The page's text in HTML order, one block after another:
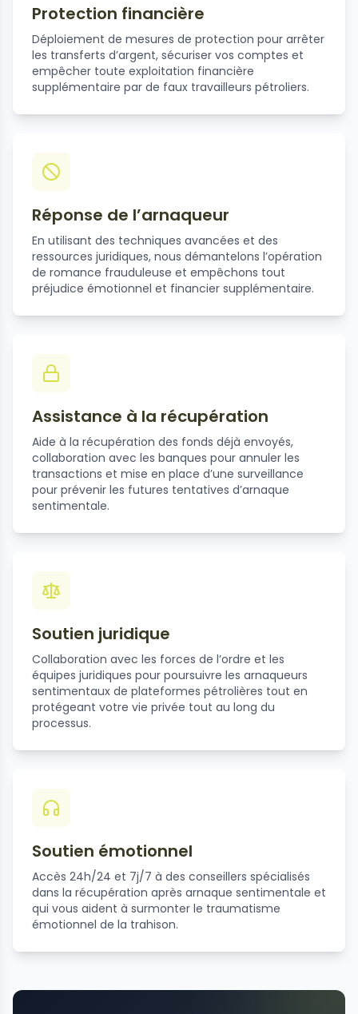
Protection financière
Déploiement de mesures de protection pour arrêter
les transferts d’argent, sécuriser vos comptes et
empêcher toute exploitation financière
supplémentaire par de faux travailleurs pétroliers.
Réponse de l’arnaqueur
En utilisant des techniques avancées et des
ressources juridiques, nous démantelons l’opération
de romance frauduleuse et empêchons tout
préjudice émotionnel et financier supplémentaire.
Assistance à la récupération
Aide à la récupération des fonds déjà envoyés,
collaboration avec les banques pour annuler les
transactions et mise en place d’une surveillance
pour prévenir les futures tentatives d’arnaque
sentimentale.
Soutien juridique
Collaboration avec les forces de l’ordre et les
équipes juridiques pour poursuivre les arnaqueurs
sentimentaux de plateformes pétrolières tout en
protégeant votre vie privée tout au long du
processus.
Soutien émotionnel
Accès 24h/24 et 7j/7 à des conseillers spécialisés
dans la récupération après arnaque sentimentale et
qui vous aident à surmonter le traumatisme
émotionnel de la trahison.